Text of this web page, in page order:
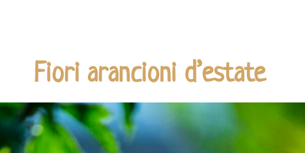
Fiori arancioni d’estate